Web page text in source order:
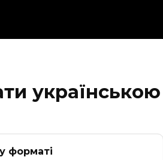
українською
форматі